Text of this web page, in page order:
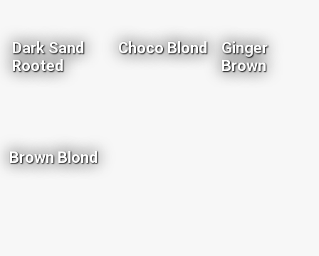
Dark Sand
Rooted
Choco Blond
Ginger
Brown
Brown Blond